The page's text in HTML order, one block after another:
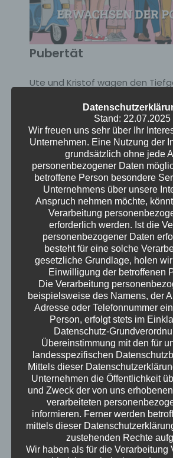
Pubertät
Ute und Kristof wagen den
hormonellen Stürmen und
hin zu peinlichen Bravo-
ewigen Kampf um mehr
alles auf den Tisch, was Eltern
zum Schwitzen bringt. Natürlich
jeder Menge wissenschaftlich
Insights (ja, das Teenager-
ein Mysterium!) und praktischen
die gerade selbst mit
schwört dabei auf die
Atemübung (die ihr übrigens
Geburtsvorbereitungskurs
Kristof von seinen persönlichen
Rettungsaktionen aus dem
berichtet.
Erwachsen – der Podcast
Stand: 22.07.2025
Wir freuen uns sehr über Ihr
Unternehmen. Eine Nutzung der
grundsätzlich ohne jede
personenbezogener Daten
betroffene Person besondere
Unternehmens über unsere
Anspruch nehmen möchte,
Verarbeitung
erforderlich werden. Ist die
personenbezogener Daten
besteht für eine solche
gesetzliche Grundlage, holen
Einwilligung der betroffenen
Die Verarbeitung
beispielsweise des Namens, der
Adresse oder Telefonnummer
Person, erfolgt stets im
Datenschutz-
Übereinstimmung mit den für
landesspezifischen
Mittels dieser
Unternehmen die Öffentlichkeit
und Zweck der von uns
verarbeiteten
informieren. Ferner werden
mittels dieser
zustehenden Rechte
Wir haben als für die Verarbeitung